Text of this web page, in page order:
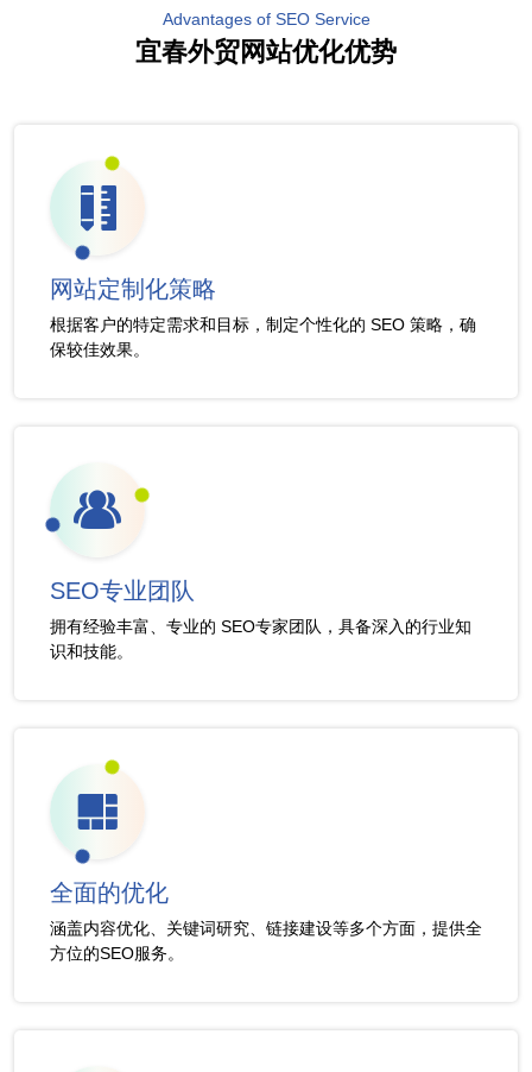
Advantages of SEO Service
宜春外贸网站优化优势
网站定制化策略
根据客户的特定需求和目标，制定个性化的 SEO 策略，确
保较佳效果。
SEO专业团队
拥有经验丰富、专业的 SEO专家团队，具备深入的行业知
识和技能。
全面的优化
涵盖内容优化、关键词研究、链接建设等多个方面，提供全
方位的SEO服务。